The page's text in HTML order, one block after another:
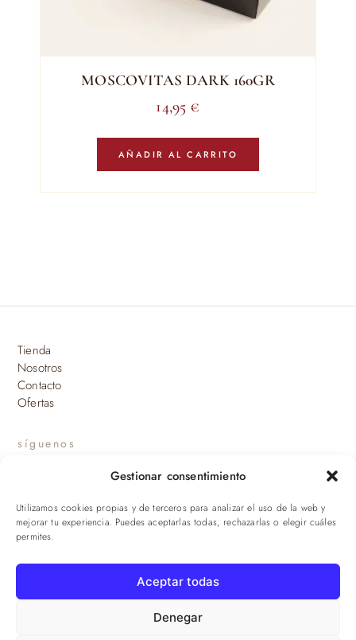
Gestionar consentimiento
Utilizamos cookies propias y de terceros para analizar el uso de la web y
mejorar tu experiencia. Puedes aceptarlas todas, rechazarlas o elegir cuáles
permites.
Aceptar todas
Denegar
MOSCOVITAS DARK 160GR
14,95 €
AÑADIR AL CARRITO
Tienda
Nosotros
Contacto
Ofertas
síguenos
suscríbete a nuestras novedades
© 2026 Viandas de la Sierra · Damaroca Ibéricos S.L. · B-90471293 ·